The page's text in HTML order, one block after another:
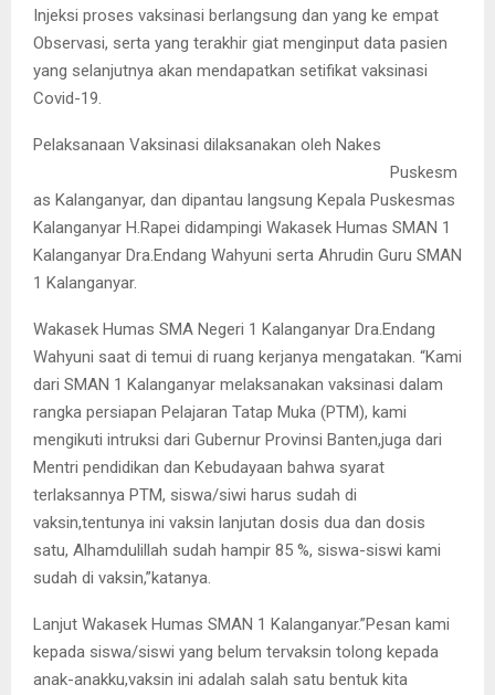
Injeksi proses vaksinasi berlangsung dan yang ke empat
Observasi, serta yang terakhir giat menginput data pasien
yang selanjutnya akan mendapatkan setifikat vaksinasi
Covid-19.
Pelaksanaan Vaksinasi dilaksanakan oleh Nakes
Puskesm
as Kalanganyar, dan dipantau langsung Kepala Puskesmas
Kalanganyar H.Rapei didampingi Wakasek Humas SMAN 1
Kalanganyar Dra.Endang Wahyuni serta Ahrudin Guru SMAN
1 Kalanganyar.
Wakasek Humas SMA Negeri 1 Kalanganyar Dra.Endang
Wahyuni saat di temui di ruang kerjanya mengatakan. “Kami
dari SMAN 1 Kalanganyar melaksanakan vaksinasi dalam
rangka persiapan Pelajaran Tatap Muka (PTM), kami
mengikuti intruksi dari Gubernur Provinsi Banten,juga dari
Mentri pendidikan dan Kebudayaan bahwa syarat
terlaksannya PTM, siswa/siwi harus sudah di
vaksin,tentunya ini vaksin lanjutan dosis dua dan dosis
satu, Alhamdulillah sudah hampir 85 %, siswa-siswi kami
sudah di vaksin,”katanya.
Lanjut Wakasek Humas SMAN 1 Kalanganyar.”Pesan kami
kepada siswa/siswi yang belum tervaksin tolong kepada
anak-anakku,vaksin ini adalah salah satu bentuk kita